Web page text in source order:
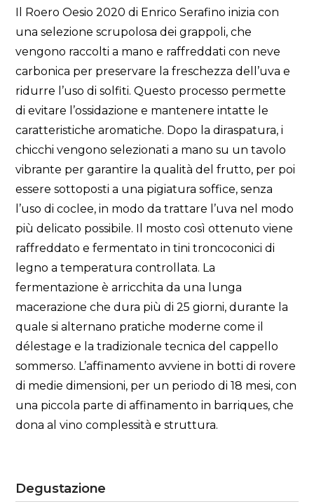
Il Roero Oesio 2020 di Enrico Serafino inizia con
una selezione scrupolosa dei grappoli, che
vengono raccolti a mano e raffreddati con neve
carbonica per preservare la freschezza dell’uva e
ridurre l’uso di solfiti. Questo processo permette
di evitare l’ossidazione e mantenere intatte le
caratteristiche aromatiche. Dopo la diraspatura, i
chicchi vengono selezionati a mano su un tavolo
vibrante per garantire la qualità del frutto, per poi
essere sottoposti a una pigiatura soffice, senza
l’uso di coclee, in modo da trattare l’uva nel modo
più delicato possibile. Il mosto così ottenuto viene
raffreddato e fermentato in tini troncoconici di
legno a temperatura controllata. La
fermentazione è arricchita da una lunga
macerazione che dura più di 25 giorni, durante la
quale si alternano pratiche moderne come il
délestage e la tradizionale tecnica del cappello
sommerso. L’affinamento avviene in botti di rovere
di medie dimensioni, per un periodo di 18 mesi, con
una piccola parte di affinamento in barriques, che
dona al vino complessità e struttura.
Degustazione